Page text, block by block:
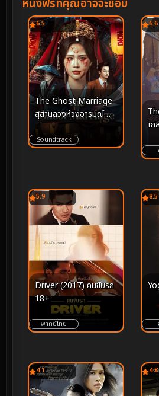
หนังฟรีที่คุณอาจจะชอบ
6.5
The Ghost Marriage
สุสานลวงห้วงอารมณ์
(2026)
Soundtrack
6.6
เก
5.9
Driver (2017) คนขับรถ
18+
พากย์ไทย
8.5
4.1 4.8